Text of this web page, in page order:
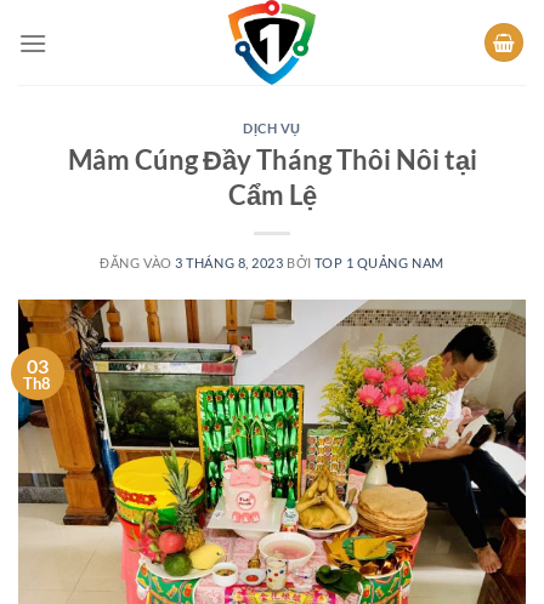
qua
DỊCH VỤ
Mâm Cúng Đầy Tháng Thôi Nôi tại
Cẩm Lệ
ĐĂNG VÀO 3 THÁNG 8, 2023 BỞITOP 1 QUẢNG NAM
03
Th8